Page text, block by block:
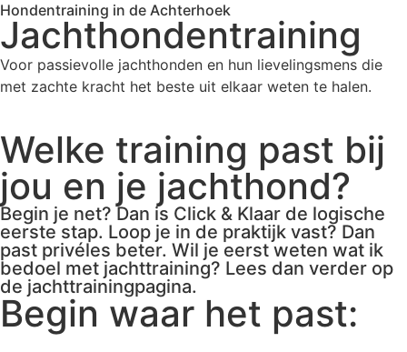
Hondentraining in de Achterhoek
Jachthondentraining
Voor passievolle jachthonden en hun lievelingsmens die
met zachte kracht het beste uit elkaar weten te halen.
Welke training past bij
jou en je jachthond?
Begin je net? Dan is Click & Klaar de logische
eerste stap. Loop je in de praktijk vast? Dan
past privéles beter. Wil je eerst weten wat ik
bedoel met jachttraining? Lees dan verder op
de jachttrainingpagina.
Begin waar het past: